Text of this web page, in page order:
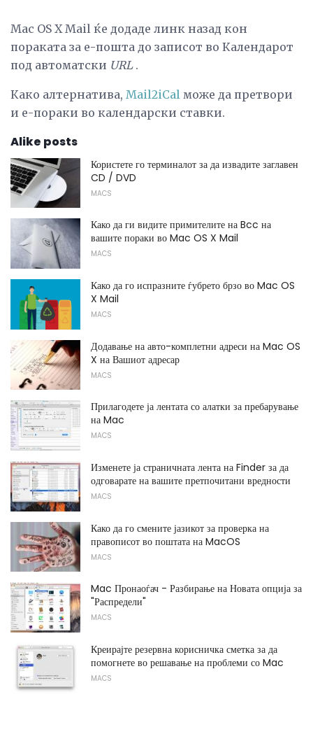
Mac OS X Mail ќе додаде линк назад кон
пораката за е-пошта до записот во Календарот
под автоматски URL.
Како алтернатива, Mail2iCal може да претвори
и е-пораки во календарски ставки.
Alike posts
Користете го терминалот за да извадите заглавен
CD / DVD
MACS
Како да ги видите примителите на Bcc на
вашите пораки во Mac OS X Mail
MACS
Како да го испразните ѓубрето брзо во Mac OS
X Mail
MACS
Додавање на авто-комплетни адреси на Mac OS
X на Вашиот адресар
MACS
Прилагодете ја лентата со алатки за пребарување
на Mac
MACS
Изменете ја страничната лента на Finder за да
одговарате на вашите претпочитани вредности
MACS
Како да го смените јазикот за проверка на
правописот во поштата на MacOS
MACS
Mac Пронаоѓач - Разбирање на Новата опција за
"Распредели"
MACS
Креирајте резервна корисничка сметка за да
помогнете во решавање на проблеми со Mac
MACS